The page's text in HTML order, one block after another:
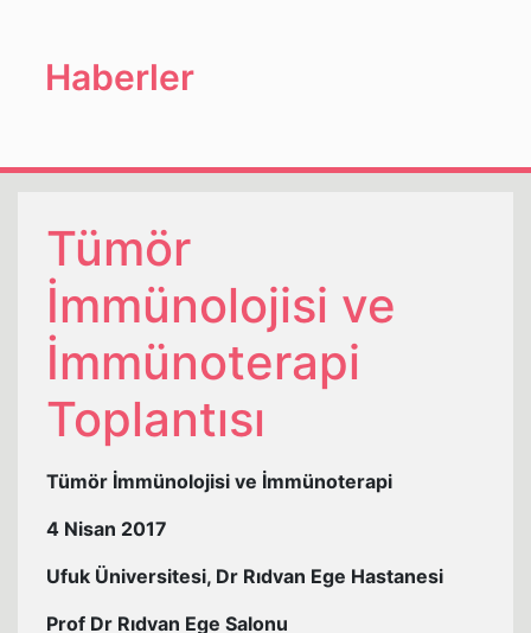
Haberler
Tümör
İmmünolojisi ve
İmmünoterapi
Toplantısı
Tümör İmmünolojisi ve İmmünoterapi
4 Nisan 2017
Ufuk Üniversitesi, Dr Rıdvan Ege Hastanesi
Prof Dr Rıdvan Ege Salonu